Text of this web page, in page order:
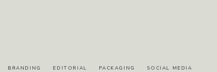
BRANDING EDITORIAL PACKAGING SOCIAL MEDIA